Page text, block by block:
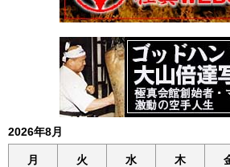
2026年8月
月 火 水 木